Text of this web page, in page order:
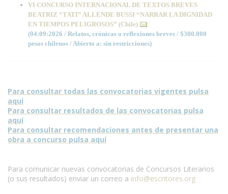
VI CONCURSO INTERNACIONAL DE TEXTOS BREVES
BEATRIZ “TATI” ALLENDE BUSSI “NARRAR LA DIGNIDAD
EN TIEMPOS PELIGROSOS” (Chile)
(04:09:2026 / Relatos, crónicas o reflexiones breves / $300.000
pesos chilenos / Abierto a: sin restricciones)
Para consultar todas las convocatorias vigentes pulsa
aquí
Para consultar resultados de las convocatorias pulsa
aquí
Para consultar recomendaciones antes de presentar una
obra a concurso pulsa aquí
Para comunicar nuevas convocatorias de Concursos Literarios
(o sus resultados) enviar un correo a info@escritores.org